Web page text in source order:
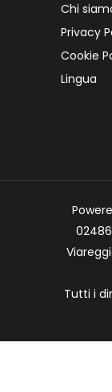
Chi
Privacy
Cookie
Lingua
Tutti i